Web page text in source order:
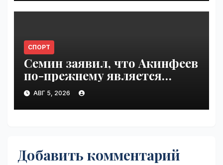
СПОРТ
Семин заявил, что Акинфеев
по-прежнему является
основным вратарем в ЦСКА |
VseTime.ru
АВГ 5, 2026
Добавить комментарий